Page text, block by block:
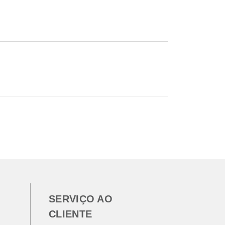
SERVIÇO AO
CLIENTE